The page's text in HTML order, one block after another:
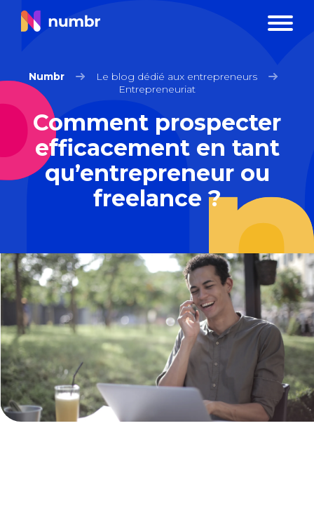
Numbr
Le blog dédié aux entrepreneurs
Entrepreneuriat
Comment prospecter
efficacement en tant
qu’entrepreneur ou
freelance ?